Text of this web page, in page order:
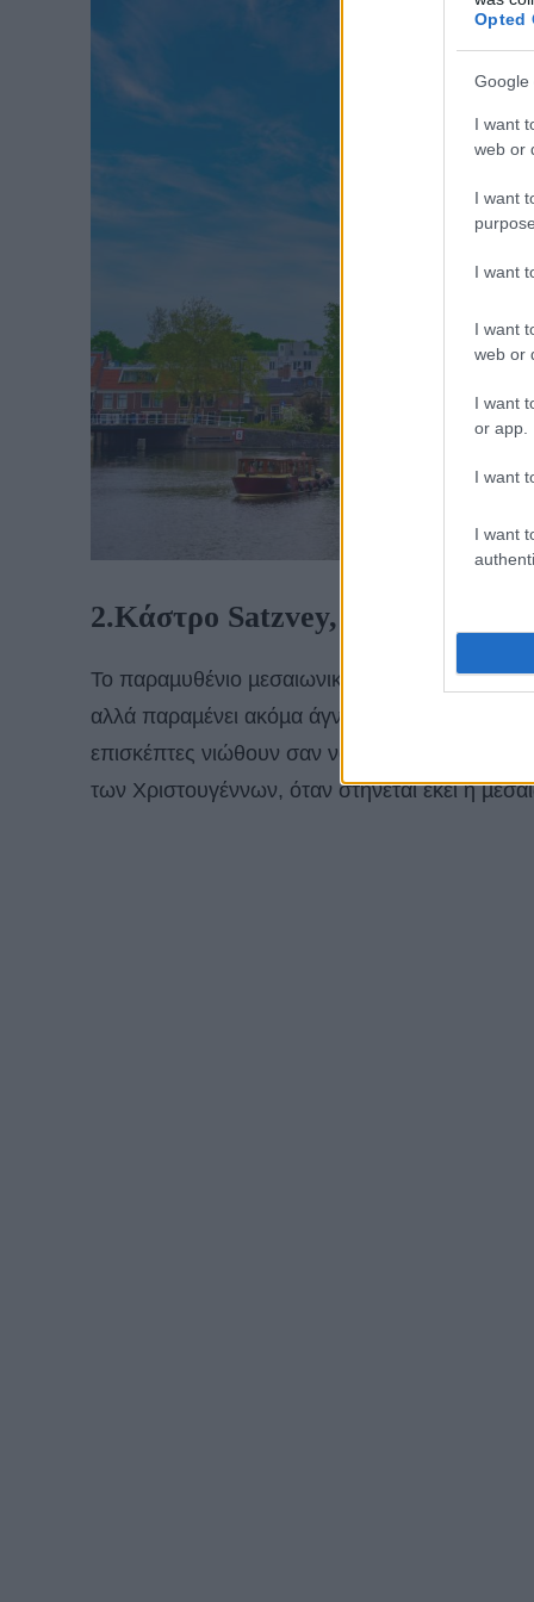
Opted
Google
I want
web or
I want
I want
I want
web or
I want
or app.
I want
I want
2.Κάστρο Satzvey, Γερµανία
Το παραµυθένιο µεσαιωνικό κάστρο µπορεί να
αλλά παραµένει ακόµα άγνωστο στις ορδές
επισκέπτες νιώθουν σαν να ταξιδεύουν πίσω
των Χριστουγέννων, όταν στήνεται εκεί η